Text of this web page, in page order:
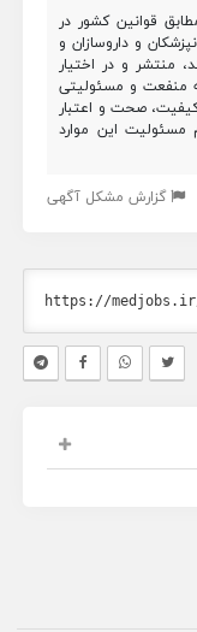
قوانین کشور در
و داروسازان و
منتشر و در اختیار
منفعت و مسئولیتی
صحت و اعتبار
مسئولیت این موارد
گزارش مشکل آگهی